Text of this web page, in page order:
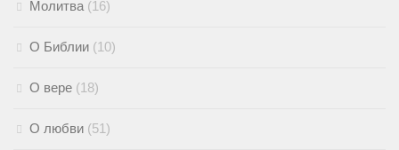
Молитва (16)
О Библии (10)
О вере (18)
О любви (51)